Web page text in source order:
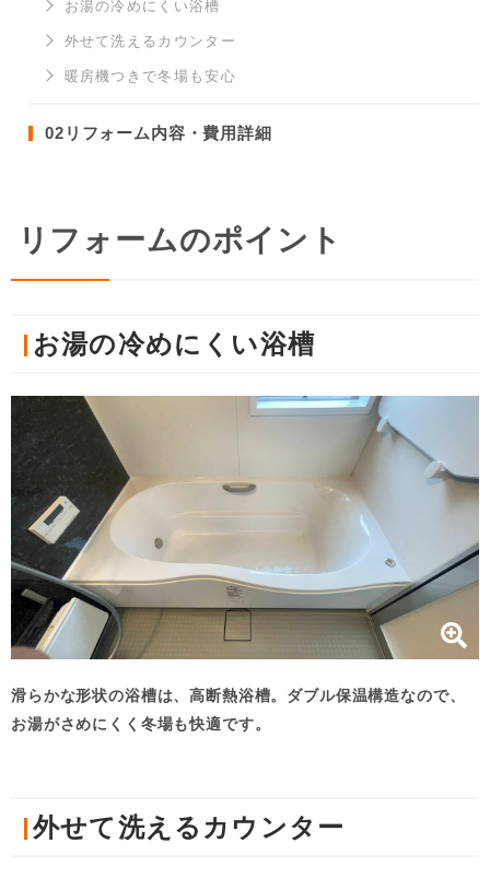
お湯の冷めにくい浴槽
外せて洗えるカウンター
暖房機つきで冬場も安心
02 リフォーム内容・費用詳細
リフォームのポイント
お湯の冷めにくい浴槽
滑らかな形状の浴槽は、高断熱浴槽。ダブル保温構造なので、
お湯がさめにくく冬場も快適です。
外せて洗えるカウンター